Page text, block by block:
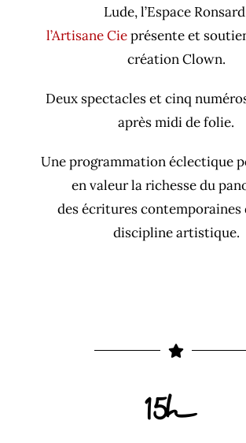
Lude, l’Espace
l’Artisane Cieprésente et
création Clown.
Deux spectacles et cinq
après midi de folie.
Une programmation éclectique
en valeur la richesse du
des écritures contemporaines
discipline artistique.
15h